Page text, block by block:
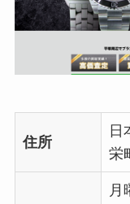
住所
日
栄
月